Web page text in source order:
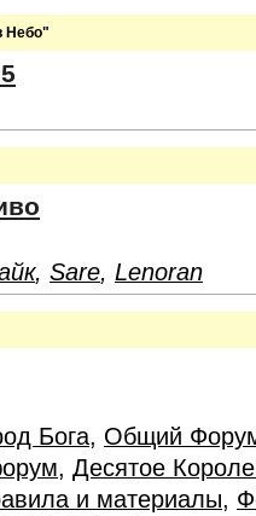
Небо"
, Sare, Lenoran
Бога, Общий
, Десятое
и материалы,